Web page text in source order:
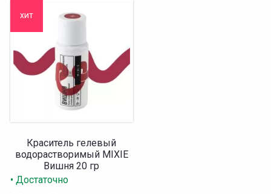
хит
Краситель гелевый
водорастворимый MIXIE
Вишня 20 гр
• Достаточно